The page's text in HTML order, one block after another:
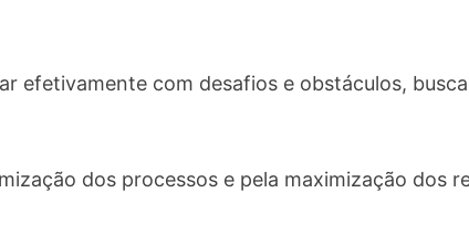
efetivamente com desafios e obstáculos,
dos processos e pela maximização dos